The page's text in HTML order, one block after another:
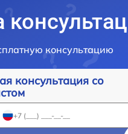
консультацию
консультация со